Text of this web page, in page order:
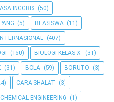
INGGRIS (50)
(5) BEASISWA (11)
(407)
(160) BIOLOGI KELAS XI (31)
(31) BOLA (59) BORUTO (3)
CARA SHALAT (3)
CHEMICAL ENGINEERING (1)